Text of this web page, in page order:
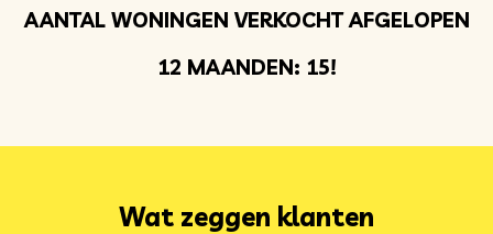
AANTAL WONINGEN VERKOCHT AFGELOPEN
12 MAANDEN: 15!
Wat zeggen klanten